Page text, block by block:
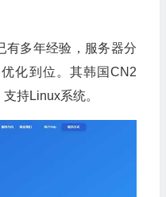
有多年经验，服务器分
化到位。其韩国CN2
持Linux系统。